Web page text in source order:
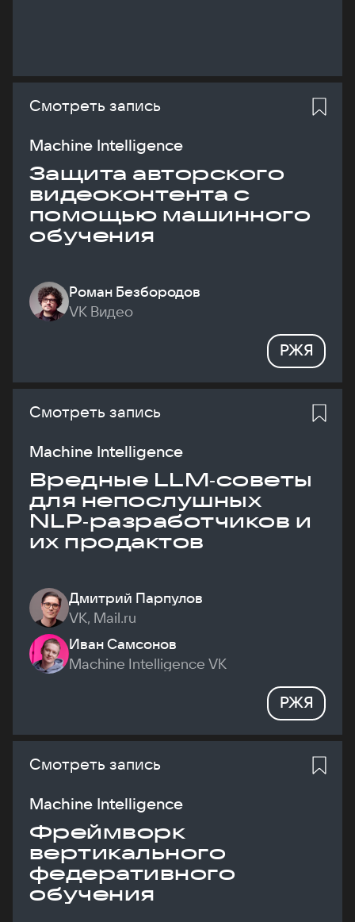
Смотреть запись
Machine Intelligence
Защита авторского
видеоконтента с
помощью машинного
обучения
Роман Безбородов
VK Видео
РЖЯ
Смотреть запись
Machine Intelligence
Вредные LLM‑советы
для непослушных
NLP‑разработчиков и
их продактов
Дмитрий Парпулов
VK, Mail.ru
Иван Самсонов
Machine Intelligence VK
РЖЯ
Смотреть запись
Machine Intelligence
Фреймворк
вертикального
федеративного
обучения